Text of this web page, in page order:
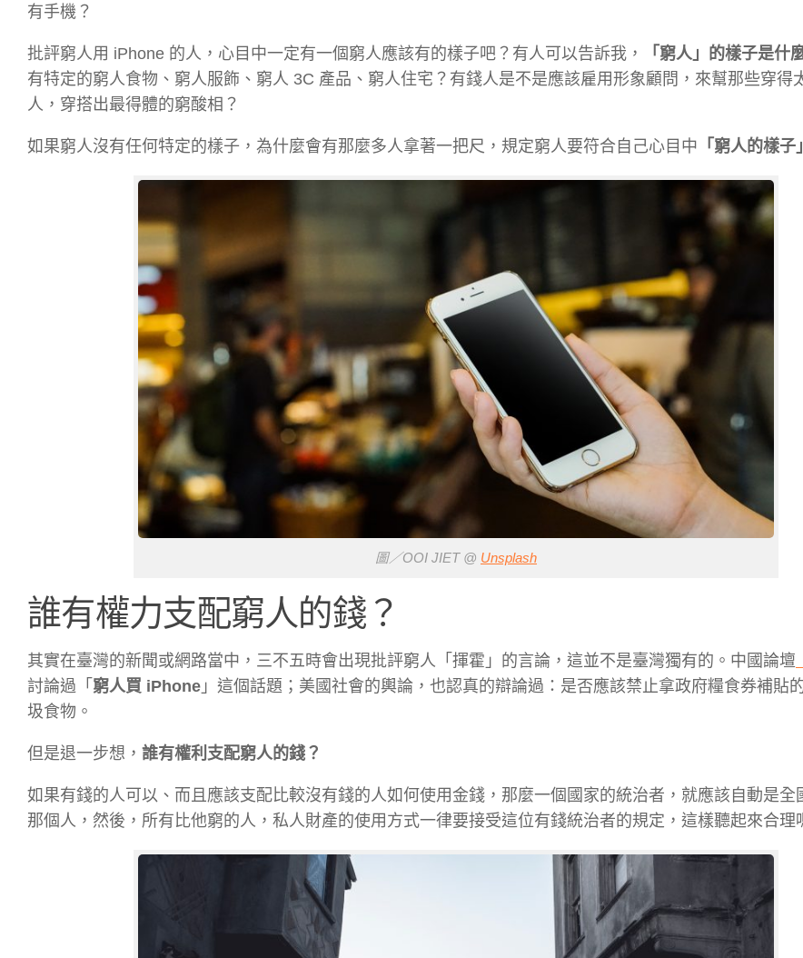
有手機？
批評窮人用 iPhone 的人，心目中一定有一個窮人應該有的樣子吧？有人可以告訴我， 「窮人」的樣子是什
有特定的窮人食物、窮人服飾、窮人 3C 產品、窮人住宅？有錢人是不是應該雇用形象顧問，來幫那些穿得
人，穿搭出最得體的窮酸相？
如果窮人沒有任何特定的樣子，為什麼會有那麼多人拿著一把尺，規定窮人要符合自己心目中 「窮人的樣子」
圖／OOI JIET @ Unsplash
誰有權力支配窮人的錢？
其實在臺灣的新聞或網路當中，三不五時會出現批評窮人「揮霍」的言論，這並不是臺灣獨有的。中國論壇
討論過「 窮人買 iPhone 」這個話題；美國社會的輿論，也認真的辯論過：是否應該禁止拿政府糧食券補貼
圾食物。
但是退一步想， 誰有權利支配窮人的錢？
如果有錢的人可以、而且應該支配比較沒有錢的人如何使用金錢，那麼一個國家的統治者，就應該自動是全
那個人，然後，所有比他窮的人，私人財產的使用方式一律要接受這位有錢統治者的規定，這樣聽起來合理